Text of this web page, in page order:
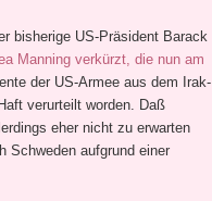
bisherige US-Präsident Barack
Manning verkürzt, die nun am
der US-Armee aus dem Irak-
verurteilt worden. Daß
eher nicht zu erwarten
Schweden aufgrund einer